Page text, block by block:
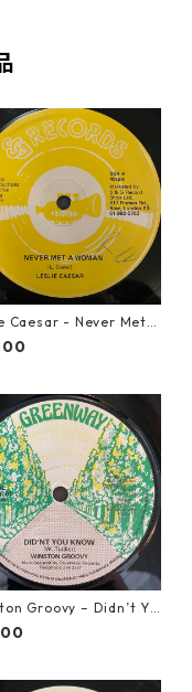
Caesar - Never Met A
【12-50067】
Groovy – Didn’t Yo
【7-21811】